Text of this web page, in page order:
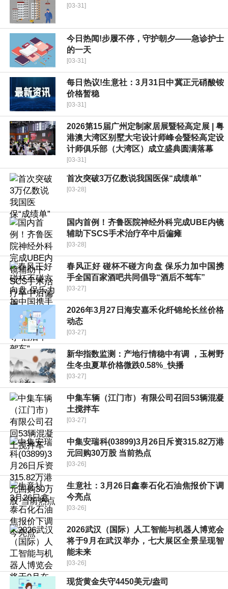
[03-31]
今日热闻!步履不停，守护朝夕——急诊护士
的一天
[03-31]
每日热议!生意社：3月31日中冀正元硝酸铵
价格暂稳
[03-31]
2026第15届广州定制家居展暨轻高定展 | 粤
港澳大湾区别墅大宅设计师峰会暨轻高定设
计师俱乐部（大湾区）成立盛典圆满落幕
[03-31]
首次突破3万亿数说我国医保“成绩单”
[03-28]
国内首例！齐鲁医院神经外科完成UBE内镜
辅助下SCS手术治疗卒中后偏瘫
[03-28]
春风正好 碰杯不碰方向盘 保乐力加中国携
手全国百家酒吧共同倡导“酒后不驾车”
[03-27]
2026年3月27日海安嘉禾化纤锦纶长丝价格
动态
[03-27]
新华指数监测：产地行情稳中有调 ，玉树野
生冬虫夏草价格微跌0.58%_快播
[03-27]
中集车辆（江门市）有限公司召回53辆混凝
土搅拌车
[03-27]
中集安瑞科(03899)3月26日斥资315.82万港
元回购30万股 当前热点
[03-26]
生意社：3月26日鑫泰石化石油焦报价下调
今亮点
[03-26]
2026武汉（国际）人工智能与机器人博览会
将于9月在武汉举办，七大展区全景呈现智
能未来
[03-26]
现货黄金失守4450美元/盎司